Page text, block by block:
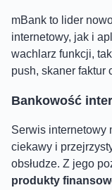
mBank to lider
internetowy, jak i
wachlarz funkcji,
push, skaner faktur
Bankowość
Serwis internetowy
ciekawy i
obsłudze. Z jego
produkty